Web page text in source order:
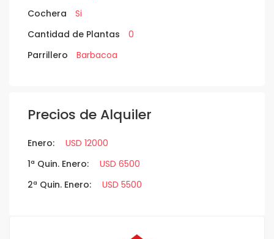
Cochera
Si
Cantidad de Plantas
0
Parrillero
Barbacoa
Precios de Alquiler
Enero:
USD 12000
1ª Quin. Enero:
USD 6500
2ª Quin. Enero:
USD 5500